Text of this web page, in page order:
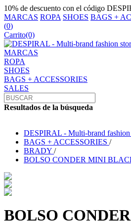
10% de descuento con el código
MARCAS ROPA SHOES BAGS +
(0)
Carrito(0)
MARCAS
ROPA
SHOES
BAGS + ACCESSORIES
SALES
Resultados de la búsqueda
DESPIRAL - Multi-brand fashion
BAGS + ACCESSORIES /
BRADY /
BOLSO CONDER MINI
BOLSO